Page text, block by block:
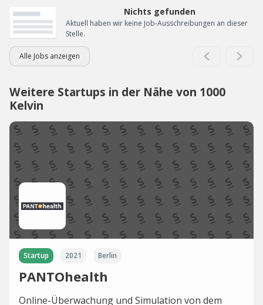
Nichts gefunden
Aktuell haben wir keine Job-Ausschreibungen an dieser
Stelle.
Alle Jobs anzeigen
Weitere Startups in der Nähe von 1000
Kelvin
Startup 2021 Berlin
PANTOhealth
Online-Überwachung und Simulation von dem